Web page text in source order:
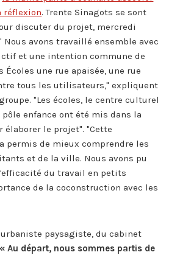
réflexion. Trente Sinagots se sont
discuter du projet, mercredi
Nous avons travaillé ensemble avec
et une intention commune de
Écoles une rue apaisée, une rue
tous les utilisateurs, ​expliquent
Les écoles, le centre culturel
enfance ont été mis dans la
élaborer le projet . Cette
permis de mieux comprendre les
et de la ville. Nous avons pu
du travail en petits
de la coconstruction avec les
urbaniste paysagiste, du cabinet
« Au départ, nous sommes partis de